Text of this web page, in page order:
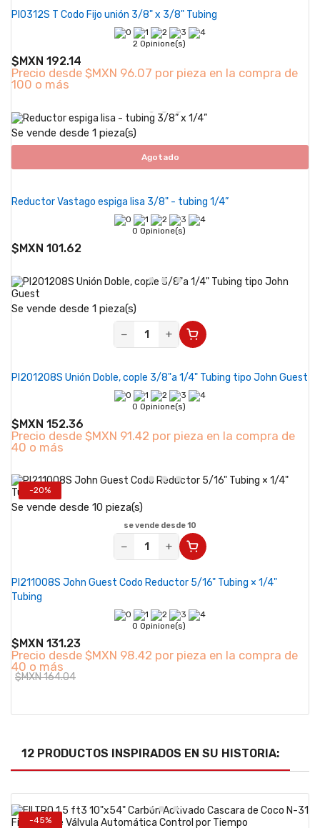
PI0312S T Codo Fijo unión 3/8" x 3/8" Tubing
2 Opinione(s)
$MXN 192.14
Precio desde $MXN 96.07 por pieza en la compra de
100 o más
Se vende desde 1 pieza(s)
Agotado
Reductor Vastago espiga lisa 3/8" - tubing 1/4”
0 Opinione(s)
$MXN 101.62
Se vende desde 1 pieza(s)
−
+
PI201208S Unión Doble, cople 3/8"a 1/4" Tubing tipo John Guest
0 Opinione(s)
$MXN 152.36
Precio desde $MXN 91.42 por pieza en la compra de
40 o más
-20%
Se vende desde 10 pieza(s)
se vende desde 10
− +
PI211008S John Guest Codo Reductor 5/16" Tubing × 1/4"
Tubing
0 Opinione(s)
$MXN 131.23
Precio desde $MXN 98.42 por pieza en la compra de
40 o más
$MXN 164.04
12 PRODUCTOS INSPIRADOS EN SU HISTORIA:
-45%